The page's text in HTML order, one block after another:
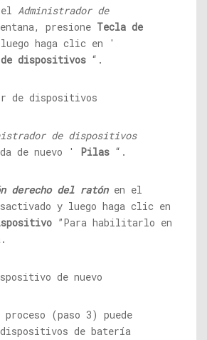
Administrador de
presione Tecla de
haga clic en '
dispositivos “.
de dispositivos
de nuevo ' Pilas “.
derecho del ratón en el
y luego haga clic en
”Para habilitarlo en
(paso 3) puede
de batería